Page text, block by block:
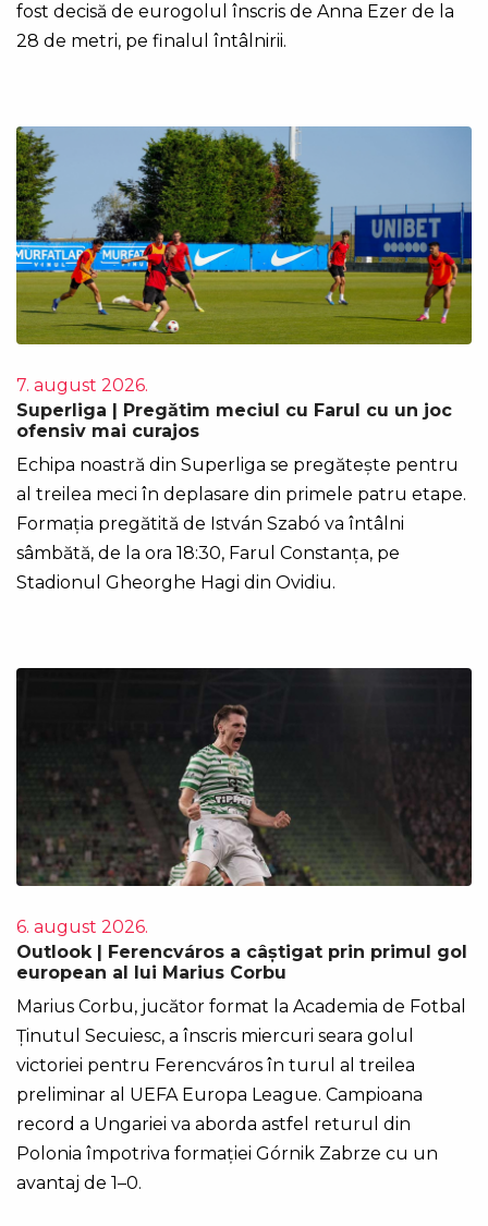
fost decisă de eurogolul înscris de Anna Ezer de la
28 de metri, pe finalul întâlnirii.
7. august 2026.
Superliga | Pregătim meciul cu Farul cu un joc
ofensiv mai curajos
Echipa noastră din Superliga se pregătește pentru
al treilea meci în deplasare din primele patru etape.
Formația pregătită de István Szabó va întâlni
sâmbătă, de la ora 18:30, Farul Constanța, pe
Stadionul Gheorghe Hagi din Ovidiu.
6. august 2026.
Outlook | Ferencváros a câștigat prin primul gol
european al lui Marius Corbu
Marius Corbu, jucător format la Academia de Fotbal
Ținutul Secuiesc, a înscris miercuri seara golul
victoriei pentru Ferencváros în turul al treilea
preliminar al UEFA Europa League. Campioana
record a Ungariei va aborda astfel returul din
Polonia împotriva formației Górnik Zabrze cu un
avantaj de 1–0.